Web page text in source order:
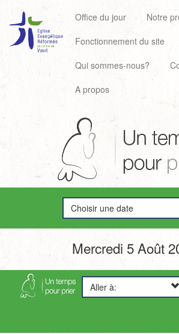
Office du jour
Notre
Fonctionnement du site
Qui sommes-nous?
A propos
Choisir une date
Mercredi 5 Août
Aller à: